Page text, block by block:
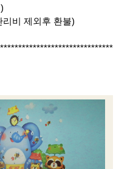
비 제외후 환불)